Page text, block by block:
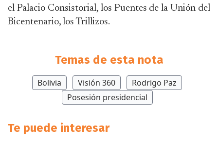
el Palacio Consistorial, los Puentes de la Unión del
Bicentenario, los Trillizos.
Temas de esta nota
Bolivia Visión 360
Rodrigo Paz
Posesión presidencial
Te puede interesar